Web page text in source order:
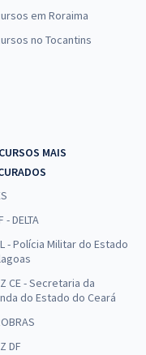
em Roraima
no Tocantins
MAIS
- DELTA
- Polícia Militar do Estado
CE - Secretaria da
do Estado do Ceará
DF